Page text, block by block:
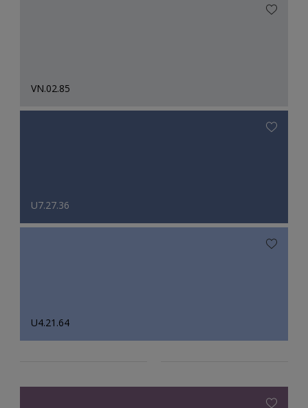
VN.02.85
U7.27.36
U4.21.64